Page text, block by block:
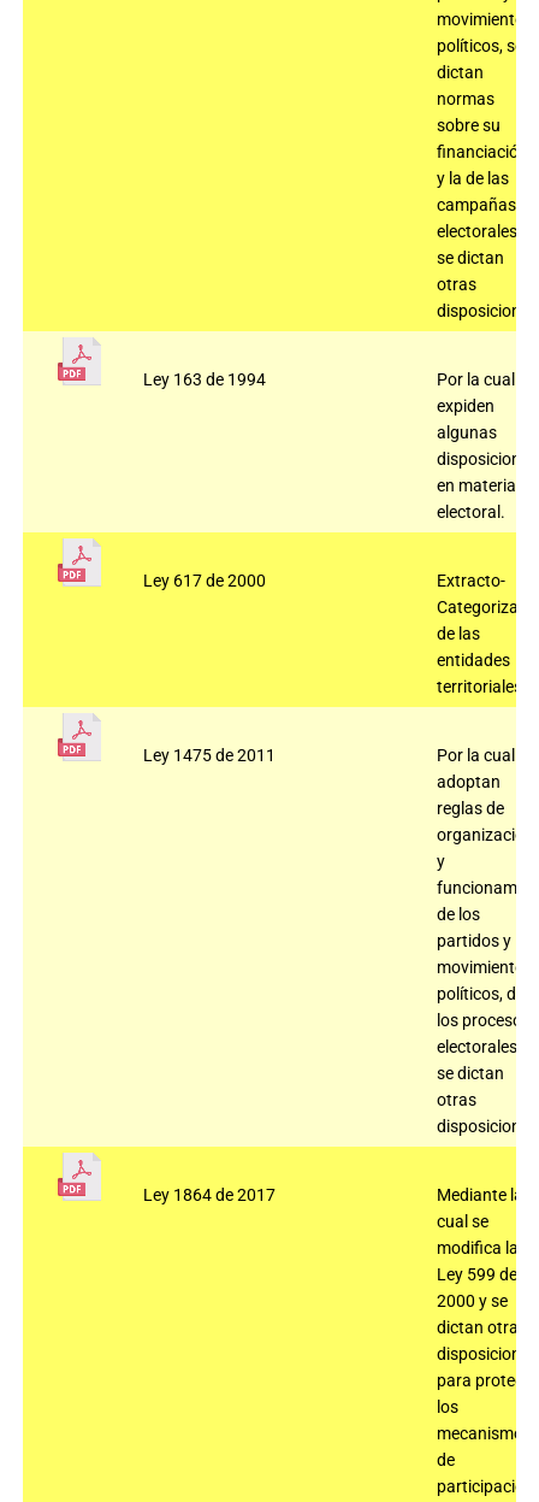
movimientos
políticos, se
dictan
normas
sobre su
financiación
y la de las
campañas
electorales y
se dictan
otras
Ley 163 de 1994
Por la cual se
expiden
algunas
disposiciones
en materia
electoral.
Ley 617 de 2000
Extracto-
de las
entidades
territoriales.
Ley 1475 de 2011
Por la cual se
adoptan
reglas de
organización
y
de los
partidos y
movimientos
políticos, de
los procesos
electorales y
se dictan
otras
Ley 1864 de 2017
Mediante la
cual se
modifica la
Ley 599 de
2000 y se
dictan otras
disposiciones
para proteger
los
mecanismos
de
participación